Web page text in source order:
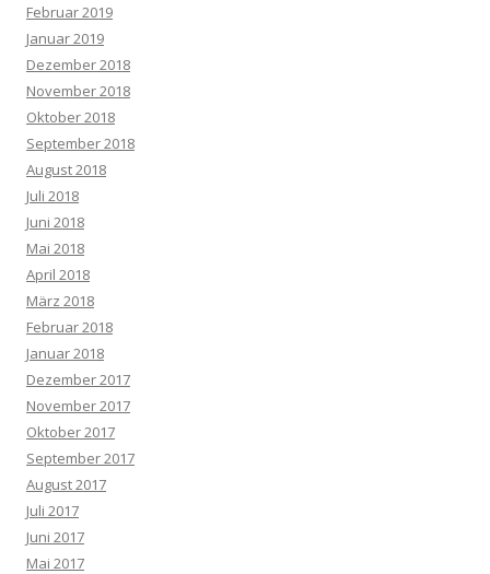
Februar 2019
Januar 2019
Dezember 2018
November 2018
Oktober 2018
September 2018
August 2018
Juli 2018
Juni 2018
Mai 2018
April 2018
März 2018
Februar 2018
Januar 2018
Dezember 2017
November 2017
Oktober 2017
September 2017
August 2017
Juli 2017
Juni 2017
Mai 2017